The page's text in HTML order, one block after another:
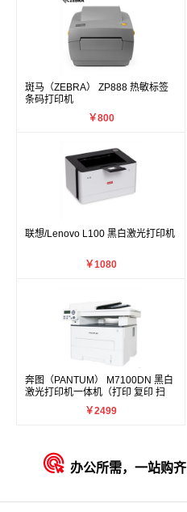
斑马（ZEBRA） ZP888 热敏标签
条码打印机
￥800
联想/Lenovo L100 黑白激光打印机
￥1080
奔图（PANTUM） M7100DN 黑白
激光打印机一体机（打印 复印 扫
￥2499
 办公所需，一站购齐